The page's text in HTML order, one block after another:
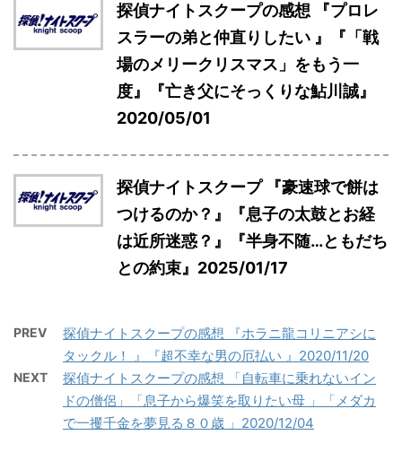
探偵ナイトスクープの感想 『プロレ
スラーの弟と仲直りしたい 』『「戦
場のメリークリスマス」をもう一
度』『亡き父にそっくりな鮎川誠』
2020/05/01
探偵ナイトスクープ 『豪速球で餅は
つけるのか？』『息子の太鼓とお経
は近所迷惑？』『半身不随…ともだち
との約束』2025/01/17
PREV
探偵ナイトスクープの感想 『ホラニ龍コリニアシに
タックル！ 』『超不幸な男の厄払い 』2020/11/20
NEXT
探偵ナイトスクープの感想 「自転車に乗れないイン
ドの僧侶」「息子から爆笑を取りたい母 」「メダカ
で一攫千金を夢見る８０歳 」2020/12/04